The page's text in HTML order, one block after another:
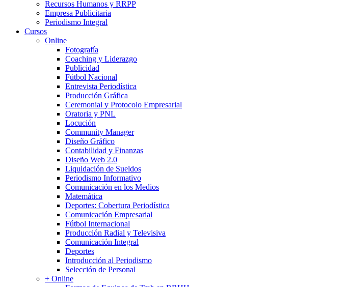
Recursos Humanos y RRPP
Empresa Publicitaria
Periodismo Integral
Cursos
Online
Fotografía
Coaching y Liderazgo
Publicidad
Fútbol Nacional
Entrevista Periodística
Producción Gráfica
Ceremonial y Protocolo Empresarial
Oratoria y PNL
Locución
Community Manager
Diseño Gráfico
Contabilidad y Finanzas
Diseño Web 2.0
Liquidación de Sueldos
Periodismo Informativo
Comunicación en los Medios
Matemática
Deportes: Cobertura Periodística
Comunicación Empresarial
Fútbol Internacional
Producción Radial y Televisiva
Comunicación Integral
Deportes
Introducción al Periodismo
Selección de Personal
+ Online